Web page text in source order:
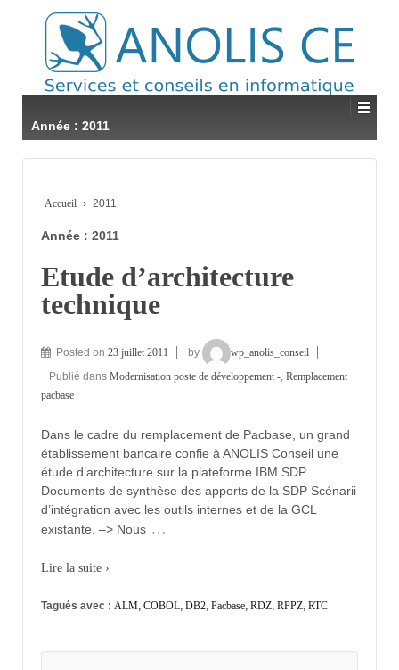
Année : 2011
Accueil › 2011
Année : 2011
Etude d’architecture
technique
Posted on 23 juillet 2011 by
wp_anolis_conseil
Publié dans Modernisation poste de développement -, Remplacement
pacbase
Dans le cadre du remplacement de Pacbase, un grand
établissement bancaire confie à ANOLIS Conseil une
étude d’architecture sur la plateforme IBM SDP
Documents de synthèse des apports de la SDP Scénarii
d’intégration avec les outils internes et de la GCL
existante. –> Nous …
Lire la suite ›
Tagués avec : ALM, COBOL, DB2, Pacbase, RDZ, RPPZ, RTC